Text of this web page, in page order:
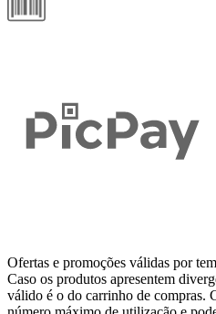
Ofertas e promoções válidas por
Caso os produtos apresentem
válido é o do carrinho de compras.